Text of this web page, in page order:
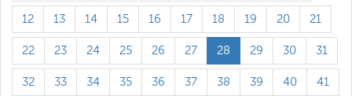
12 13 14 15 16 17 18 19 20 21
22 23 24 25 26 27 28 29 30 31
32 33 34 35 36 37 38 39 40 41